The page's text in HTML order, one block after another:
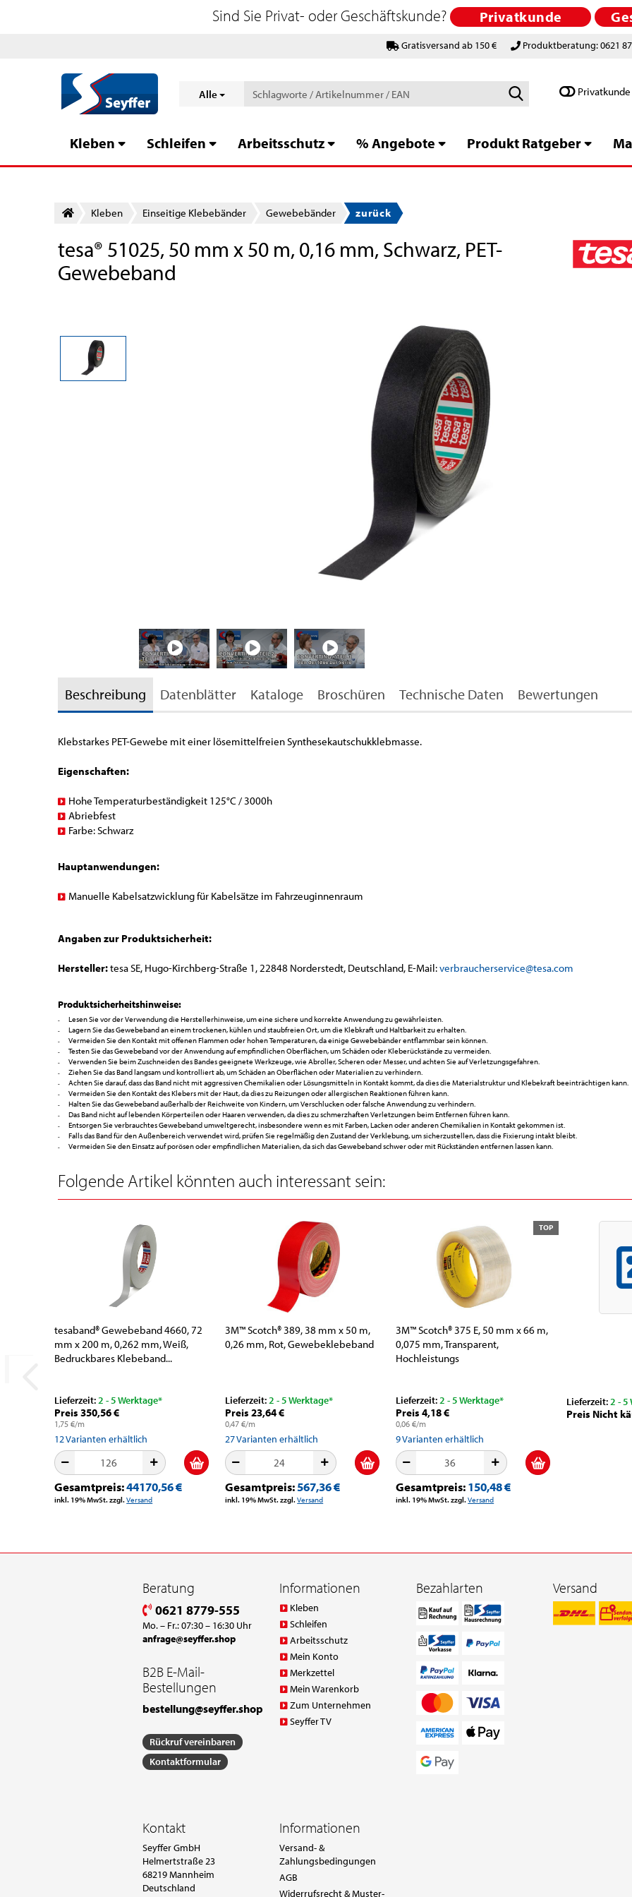
Gratisversand ab 150 € Produktberatung: 0621
Alle
Schlagworte
EAN
Privatkunde
Sind Sie Privat- oder Geschäftskunde? Privatkunde
Kleben Schleifen Arbeitsschutz % Angebote Produkt Ratgeber
Kleben Einseitige Klebebänder Gewebebänder zurück
tesa® 51025, 50 mm x 50 m, 0,16 mm, Schwarz, PET-
Gewebeband
Beschreibung Datenblätter Kataloge Broschüren Technische Daten Bewertungen
Klebstarkes PET-Gewebe mit einer lösemittelfreien Synthesekautschukklebmasse.
Eigenschaften:
Hohe Temperaturbeständigkeit 125°C / 3000h
Abriebfest
Farbe: Schwarz
Hauptanwendungen:
Manuelle Kabelsatzwicklung für Kabelsätze im Fahrzeuginnenraum
Angaben zur Produktsicherheit:
Hersteller:tesa SE, Hugo-Kirchberg-Straße 1, 22848 Norderstedt, Deutschland, E-Mail:verbraucherservice@tesa.com
Produktsicherheitshinweise:
Lesen Sie vor der Verwendung die Herstellerhinweise, um eine sichere und korrekte Anwendung zu gewährleisten.
Lagern Sie das Gewebeband an einem trockenen, kühlen und staubfreien Ort, um die Klebkraft und Haltbarkeit zu erhalten.
Vermeiden Sie den Kontakt mit offenen Flammen oder hohen Temperaturen, da einige Gewebebänder entflammbar sein können.
Testen Sie das Gewebeband vor der Anwendung auf empfindlichen Oberflächen, um Schäden oder Kleberückstände zu vermeiden.
Verwenden Sie beim Zuschneiden des Bandes geeignete Werkzeuge, wie Abroller, Scheren oder Messer, und achten Sie auf Verletzungsgefahren.
Ziehen Sie das Band langsam und kontrolliert ab, um Schäden an Oberflächen oder Materialien zu verhindern.
Achten Sie darauf, dass das Band nicht mit aggressiven Chemikalien oder Lösungsmitteln in Kontakt kommt, da dies die Materialstruktur und Klebekraft beeinträchtigen kann.
Vermeiden Sie den Kontakt des Klebers mit der Haut, da dies zu Reizungen oder allergischen Reaktionen führen kann.
Halten Sie das Gewebeband außerhalb der Reichweite von Kindern, um Verschlucken oder falsche Anwendung zu verhindern.
Das Band nicht auf lebenden Körperteilen oder Haaren verwenden, da dies zu schmerzhaften Verletzungen beim Entfernen führen kann.
Entsorgen Sie verbrauchtes Gewebeband umweltgerecht, insbesondere wenn es mit Farben, Lacken oder anderen Chemikalien in Kontakt gekommen ist.
Falls das Band für den Außenbereich verwendet wird, prüfen Sie regelmäßig den Zustand der Verklebung, um sicherzustellen, dass die Fixierung intakt bleibt.
Vermeiden Sie den Einsatz auf porösen oder empfindlichen Materialien, da sich das Gewebeband schwer oder mit Rückständen entfernen lassen kann.
Folgende Artikel könnten auch interessant sein:
tesaband® Gewebeband 4660, 72
mm x 200 m, 0,262 mm, Weiß,
Bedruckbares Klebeband...
Lieferzeit:2 - 5 Werktage*
Preis 350,56 €
1,75 €/m
12Varianten erhältlich
Gesamtpreis:44170,56 €
inkl. 19% MwSt. zzgl.Versand
3M™ Scotch® 389, 38 mm x 50 m,
0,26 mm, Rot, Gewebeklebeband
Lieferzeit:2 - 5 Werktage*
Preis 23,64 €
0,47 €/m
27Varianten erhältlich
Gesamtpreis:567,36 €
inkl. 19% MwSt. zzgl.Versand
TOP
3M™ Scotch® 375 E, 50 mm x 66 m,
0,075 mm, Transparent,
Hochleistungs
Lieferzeit:2 - 5 Werktage*
Preis 4,18 €
0,06 €/m
9Varianten erhältlich
Gesamtpreis:150,48 €
inkl. 19% MwSt. zzgl.Versand
Lieferzeit:2 - 5
Preis Nicht
Beratung
0621 8779-555
Mo. – Fr.: 07:30 – 16:30 Uhr
anfrage@seyffer.shop
B2B E-Mail-
Bestellungen
bestellung@seyffer.shop
Rückruf vereinbaren
Kontaktformular
Informationen
Kleben
Schleifen
Arbeitsschutz
Mein Konto
Merkzettel
Mein Warenkorb
Zum Unternehmen
Seyffer TV
Bezahlarten Versand
Kontakt
Seyffer GmbH
Helmertstraße 23
68219 Mannheim
Deutschland
Informationen
Versand- &
Zahlungsbedingungen
AGB
Widerrufsrecht & Muster-